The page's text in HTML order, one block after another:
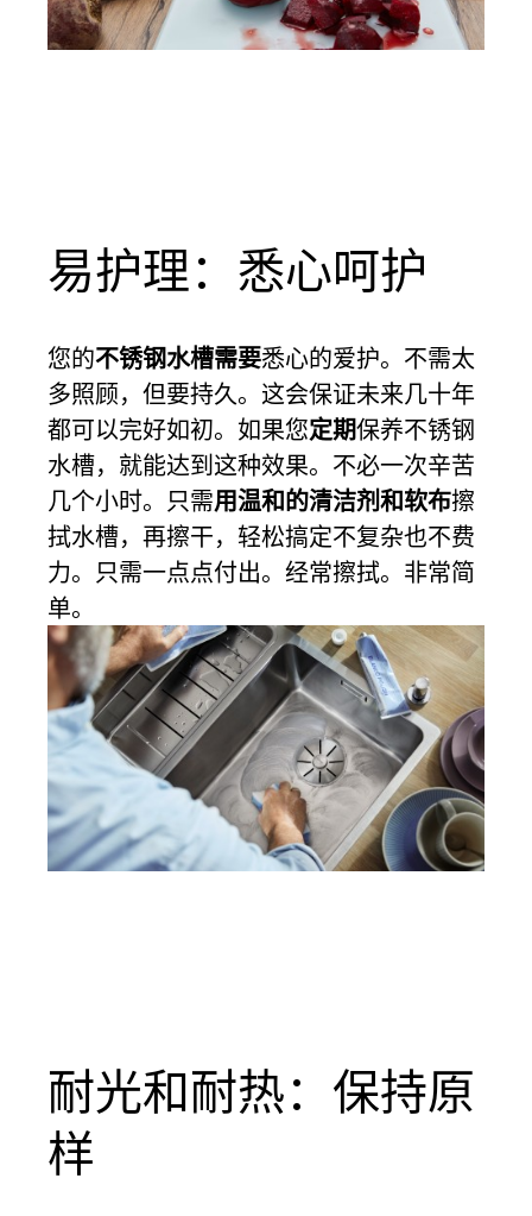
易护理：悉心呵护
您的不锈钢水槽需要悉心的爱护。不需太
多照顾，但要持久。这会保证未来几十年
都可以完好如初。如果您定期保养不锈钢
水槽，就能达到这种效果。不必一次辛苦
几个小时。只需用温和的清洁剂和软布擦
拭水槽，再擦干，轻松搞定不复杂也不费
力。只需一点点付出。经常擦拭。非常简
单。
耐光和耐热：保持原
样